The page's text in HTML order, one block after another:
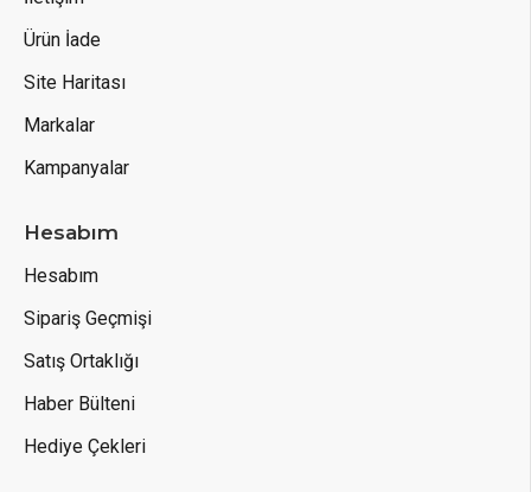
Ürün İade
Site Haritası
Markalar
Kampanyalar
Hesabım
Hesabım
Sipariş Geçmişi
Satış Ortaklığı
Haber Bülteni
Hediye Çekleri